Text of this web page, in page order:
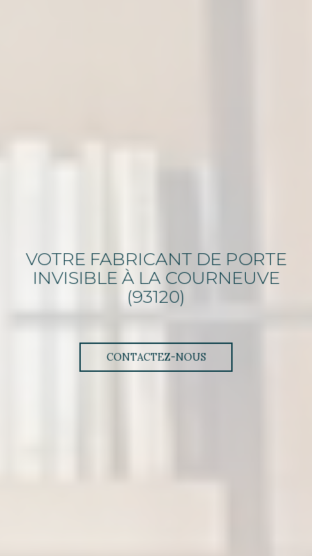
VOTRE FABRICANT DE PORTE
INVISIBLE À LA COURNEUVE
(93120)
CONTACTEZ-NOUS